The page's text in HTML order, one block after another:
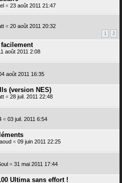
« 23 août 2011 21:47
« 20 août 2011 20:32
1 2
facilement
août 2011 2:08
août 2011 16:35
(version NES)
« 28 juil. 2011 22:48
« 03 juil. 2011 6:54
« 09 juin 2011 22:25
« 31 mai 2011 17:44
Ultima sans effort !